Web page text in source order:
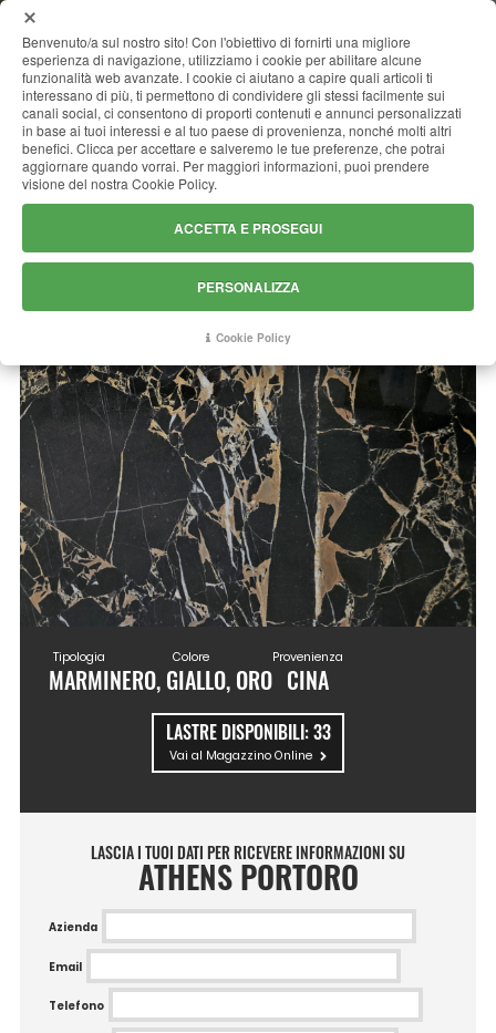
ATHENS PORTORO
Tipologia
MARMI
Colore
NERO, GIALLO, ORO
Provenienza
CINA
LASTRE DISPONIBILI:33
Vai al Magazzino Online
LASCIA I TUOI DATI PER RICEVERE INFORMAZIONI SU
ATHENS PORTORO
Azienda
Email
Telefono
Benvenuto/a sul nostro sito! Con l'obiettivo di fornirti una migliore
esperienza di navigazione, utilizziamo i cookie per abilitare alcune
funzionalità web avanzate. I cookie ci aiutano a capire quali articoli ti
interessano di più, ti permettono di condividere gli stessi facilmente sui
canali social, ci consentono di proporti contenuti e annunci personalizzati
in base ai tuoi interessi e al tuo paese di provenienza, nonché molti altri
benefici. Clicca per accettare e salveremo le tue preferenze, che potrai
aggiornare quando vorrai. Per maggiori informazioni, puoi prendere
visione del nostra Cookie Policy.
ACCETTA E PROSEGUI
PERSONALIZZA
Cookie Policy